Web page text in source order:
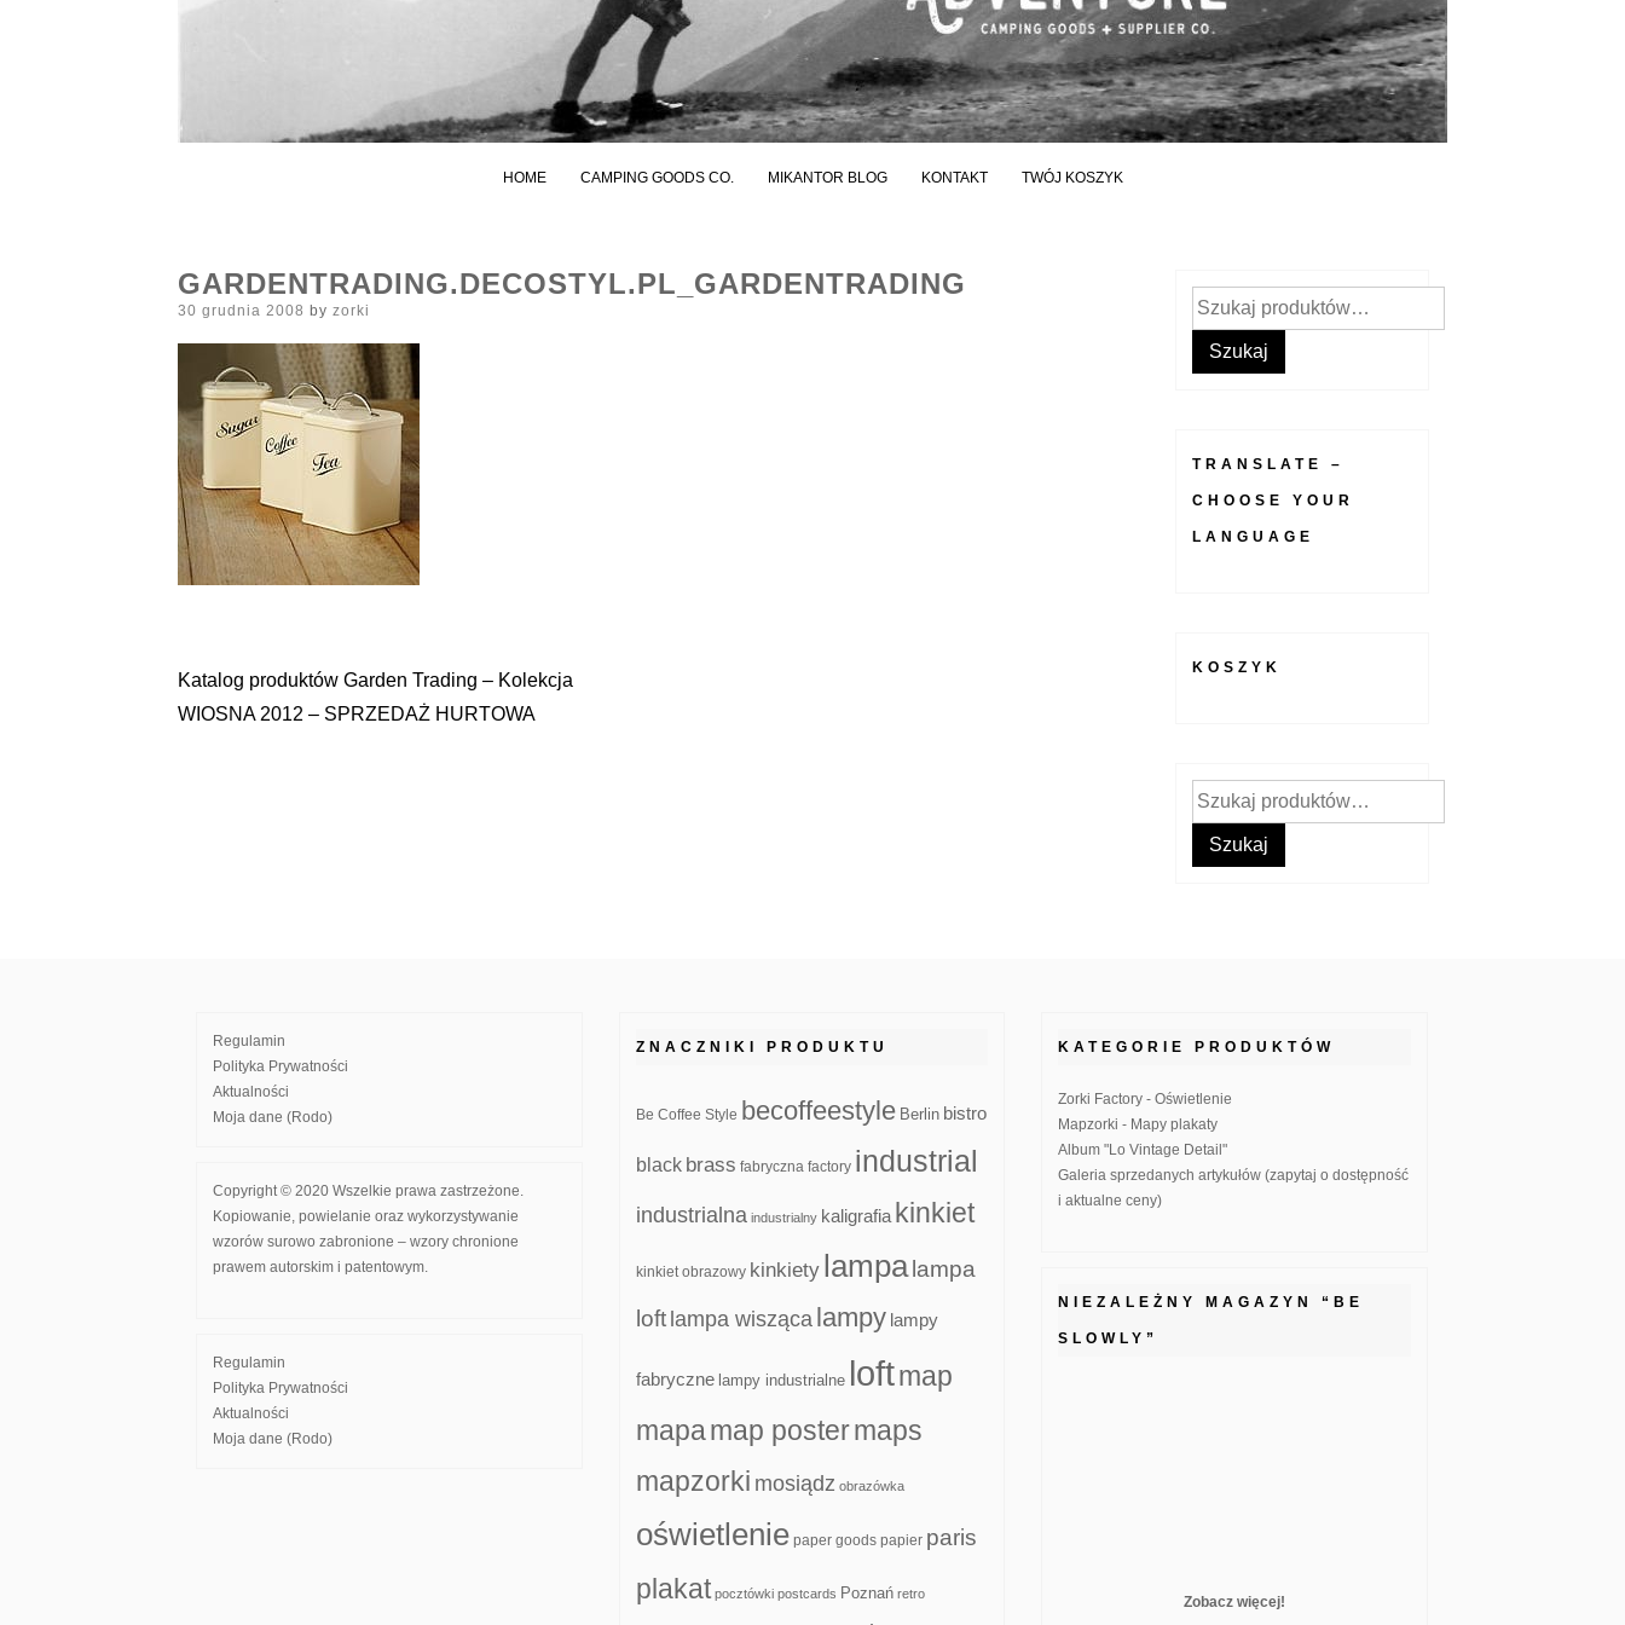
HOME CAMPING GOODS CO. MIKANTOR BLOG KONTAKT TWÓJ KOSZYK
GARDENTRADING.DECOSTYL.PL_GARDENTRADING
Posted
30 grudnia 2008 by zorki
Nawigacja
Katalog produktów Garden Trading – Kolekcja
WIOSNA 2012 – SPRZEDAŻ HURTOWA
Szukaj:
Szukaj
TRANSLATE –
CHOOSE YOUR
LANGUAGE
KOSZYK
Szukaj:
Szukaj
Regulamin
Polityka Prywatności
Aktualności
Moja dane (Rodo)
Copyright © 2020 Wszelkie prawa zastrzeżone.
Kopiowanie, powielanie oraz wykorzystywanie
wzorów surowo zabronione – wzory chronione
prawem autorskim i patentowym.
Regulamin
Polityka Prywatności
Aktualności
Moja dane (Rodo)
ZNACZNIKI PRODUKTU
Be Coffee Style becoffeestyle Berlin bistro
black brass fabryczna factory industrial
industrialna industrialny kaligrafia kinkiet
kinkiet obrazowy kinkiety lampa lampa
loft lampa wisząca lampy lampy
fabryczne lampy industrialne loftmap
mapamap postermaps
mapzorki mosiądz obrazówka
oświetlenie paper goods papier paris
plakat pocztówki postcards Poznań retro
KATEGORIE PRODUKTÓW
Zorki Factory - Oświetlenie
Mapzorki - Mapy plakaty
Album "Lo Vintage Detail"
Galeria sprzedanych artykułów (zapytaj o dostępność
i aktualne ceny)
NIEZALEŻNY MAGAZYN “BE
SLOWLY”
Zobacz więcej!